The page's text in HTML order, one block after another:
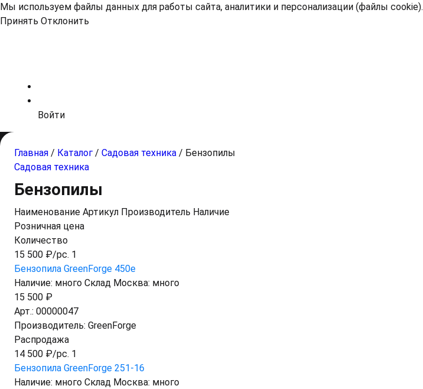
Мы используем файлы данных для работы сайта, аналитики и персонализации (файлы cookie).
Принять Отклонить
Войти
Главная / Каталог / Садовая техника / Бензопилы
Садовая техника
Бензопилы
Наименование Артикул Производитель Наличие
Розничная цена
Количество
15 500 ₽/pc. 1
Бензопила GreenForge 450e
Наличие: много Склад Москва: много
15 500 ₽
Арт.: 00000047
Производитель: GreenForge
Распродажа
14 500 ₽/pc. 1
Бензопила GreenForge 251-16
Наличие: много Склад Москва: много